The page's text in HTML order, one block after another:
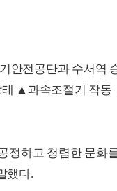
안전공단과 수서역
▲과속조절기 작동
정하고 청렴한 문화
했다.